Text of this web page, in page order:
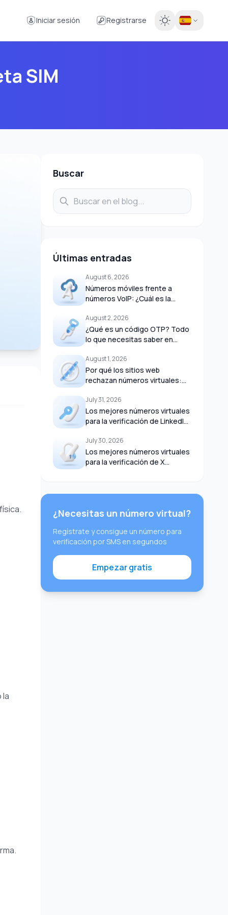
Iniciar sesión Registrarse
SIM
la
Buscar
Últimas entradas
August 6, 2026
Números móviles frente a
números VoIP: ¿Cuál es la
(2026)
August 2, 2026
¿Qué es un código OTP? Todo
lo que necesitas saber en
August 1, 2026
Por qué los sitios web
rechazan números virtuales:
July 31, 2026
Los mejores números virtuales
para la verificación de LinkedIn
July 30, 2026
Los mejores números virtuales
para la verificación de X
¿Necesitas un número virtual?
Regístrate y consigue un número para
verificación por SMS en segundos
Empezar gratis